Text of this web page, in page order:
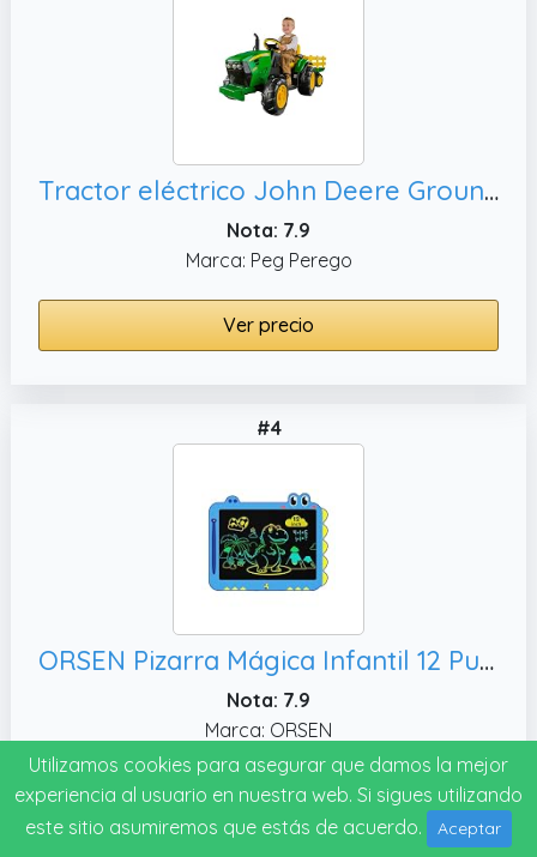
Tractor eléctrico John Deere Ground Force para niños de Peg Perego 12 voltios con remolque
Nota: 7.9
Marca: Peg Perego
Ver precio
#4
ORSEN Pizarra Mágica Infantil 12 Pulgadas, Regalos de Cumpleaños para Niños de 3-8 Años (Azul)
Nota: 7.9
Marca: ORSEN
Ver precio
Utilizamos cookies para asegurar que damos la mejor
experiencia al usuario en nuestra web. Si sigues utilizando
este sitio asumiremos que estás de acuerdo.
Aceptar